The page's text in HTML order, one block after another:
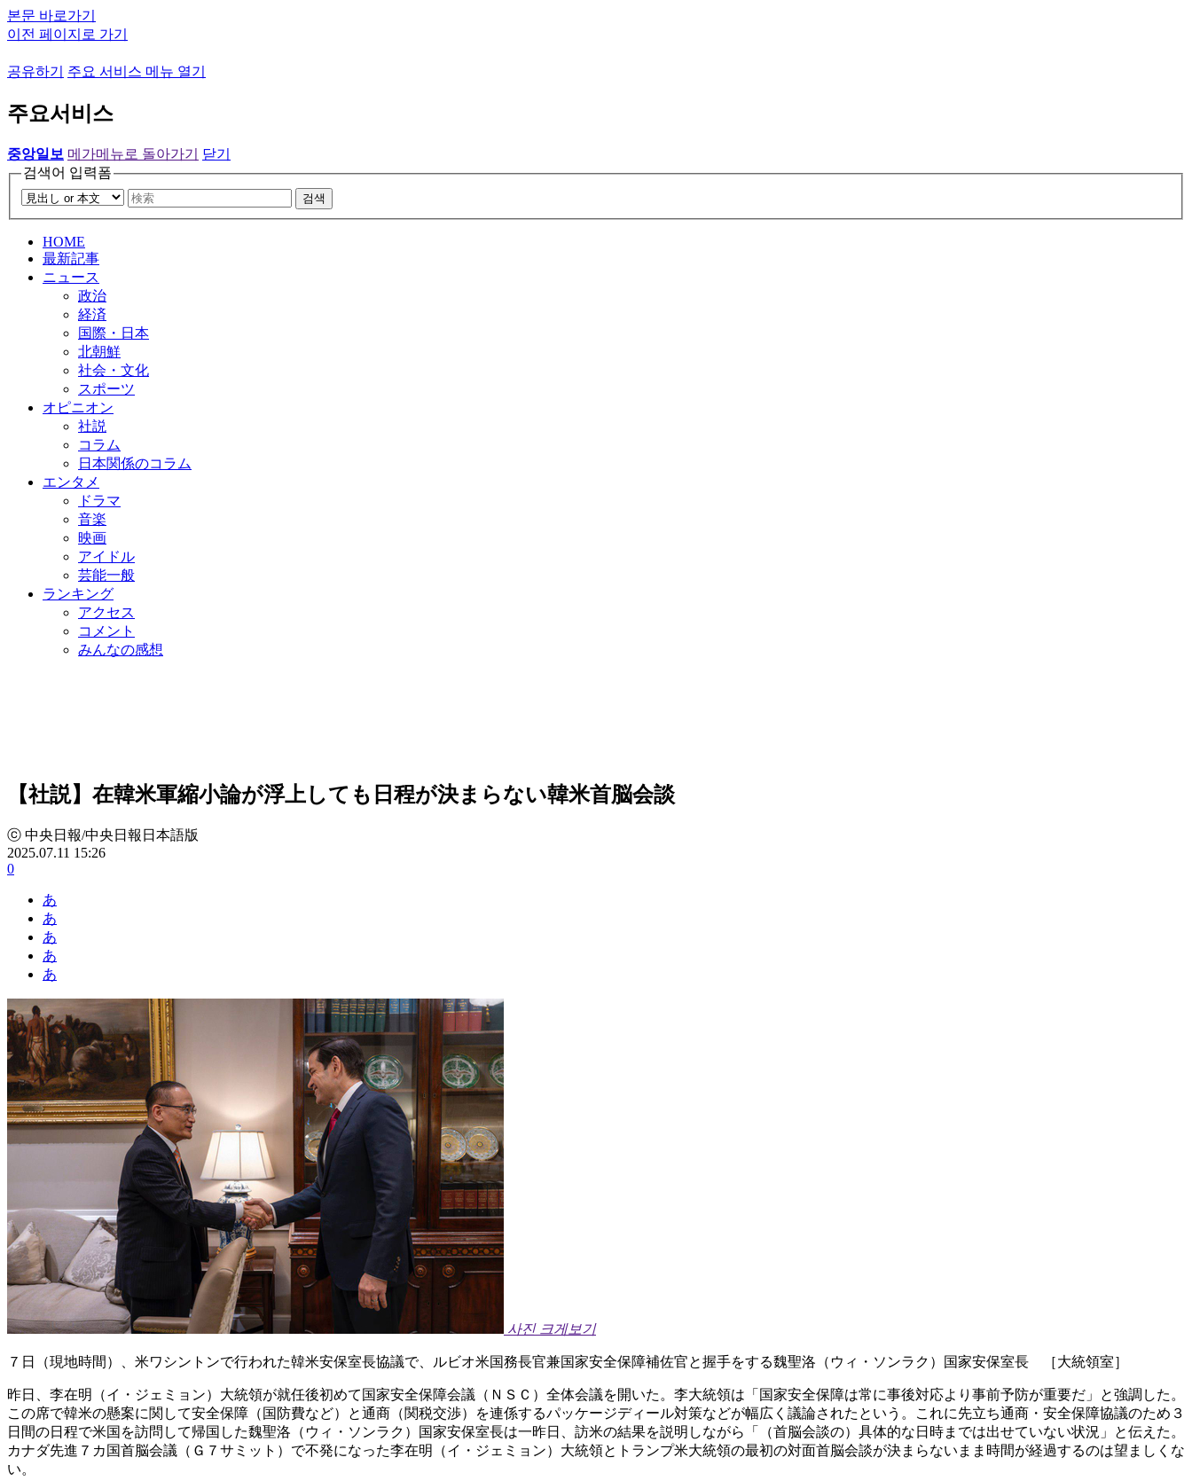
본문 바로가기
이전 페이지로 가기
공유하기 주요 서비스 메뉴 열기
주요서비스
중앙일보 메가메뉴로 돌아가기
닫기
검색어 입력폼
검색
HOME
最新記事
ニュース
政治
経済
国際・日本
北朝鮮
社会・文化
スポーツ
オピニオン
社説
コラム
日本関係のコラム
エンタメ
ドラマ
音楽
映画
アイドル
芸能一般
ランキング
アクセス
コメント
みんなの感想
【社説】在韓米軍縮小論が浮上しても日程が決まらない韓米首脳会談
ⓒ 中央日報/中央日報日本語版
2025.07.11 15:26
0
あ
あ
あ
あ
あ
사진 크게보기
７日（現地時間）、米ワシントンで行われた韓米安保室長協議で、ルビオ米国務長官兼国家安全保障補佐官と握手をする魏聖洛（ウィ・ソンラク）国家安保室長 ［大統領室］
昨日、李在明（イ・ジェミョン）大統領が就任後初めて国家安全保障会議（ＮＳＣ）全体会議を開いた。李大統領は「国家安全保障は常に事後対応より事前予防が重要だ」と強調した。
この席で韓米の懸案に関して安全保障（国防費など）と通商（関税交渉）を連係するパッケージディール対策などが幅広く議論されたという。これに先立ち通商・安全保障協議のため３
日間の日程で米国を訪問して帰国した魏聖洛（ウィ・ソンラク）国家安保室長は一昨日、訪米の結果を説明しながら「（首脳会談の）具体的な日時までは出せていない状況」と伝えた。
カナダ先進７カ国首脳会議（Ｇ７サミット）で不発になった李在明（イ・ジェミョン）大統領とトランプ米大統領の最初の対面首脳会談が決まらないまま時間が経過するのは望ましくな
い。